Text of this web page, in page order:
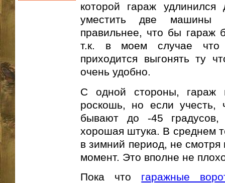
которой гараж
уместить две машины
правильнее, что бы гараж
т.к. в моем случае что
приходится выгонять ту
очень удобно.
С одной стороны,
роскошь, но если
бывают до -45
хорошая штука. В среднем
в зимний период, не
момент. Это вполне не
Пока что гаражные